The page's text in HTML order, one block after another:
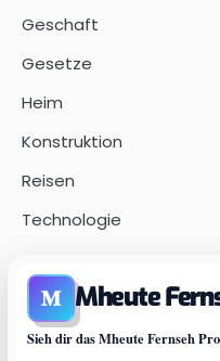
Geschaft
Gesetze
Heim
Konstruktion
Reisen
Technologie
M Mheute
Sieh dir das Mheute Fernseh